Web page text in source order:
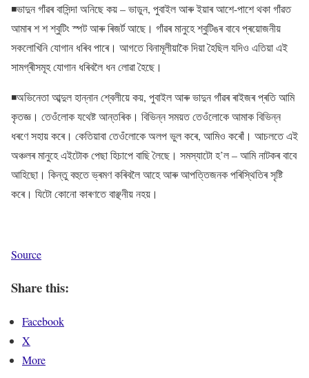
◾ভাদুন গাঁৱৰ বাসিন্দা অনিছে কয় – ভাডুন, পুবাইল আৰু ইয়াৰ আশে-পাশে থকা গাঁৱত
আমাৰ শ শ শ্বুটিং স্পট আৰু ৰিজৰ্ট আছে। গাঁৱৰ মানুহে শ্বুটিঙৰ বাবে প্ৰয়োজনীয়
সকলোখিনি যোগান ধৰিব পাৰে। আগতে বিনামূলীয়াকৈ দিয়া হৈছিল যদিও এতিয়া এই
সামগ্ৰীসমূহ যোগান ধৰিবলৈ ধন লোৱা হৈছে।
◾অভিনেতা আব্দুল হান্নান শ্বেলীয়ে কয়, পুবাইল আৰু ভাদুন গাঁৱৰ ৰাইজৰ প্ৰতি আমি
কৃতজ্ঞ। তেওঁলোক যথেষ্ট আন্তৰিক। বিভিন্ন সময়ত তেওঁলোকে আমাক বিভিন্ন
ধৰণে সহায় কৰে। কেতিয়াবা তেওঁলোকে অলপ ভুল কৰে, আমিও কৰোঁ। আচলতে এই
অঞ্চলৰ মানুহে এইটোক পেছা হিচাপে বাছি লৈছে। সমস্যাটো হ’ল – আমি নাটকৰ বাবে
আহিছো। কিন্তু বহুতে ভ্ৰমণ কৰিবলৈ আহে আৰু আপত্তিজনক পৰিস্থিতিৰ সৃষ্টি
কৰে। যিটো কোনো কাৰণতে বাঞ্ছনীয় নহয়।
Source
Share this:
Facebook
X
More